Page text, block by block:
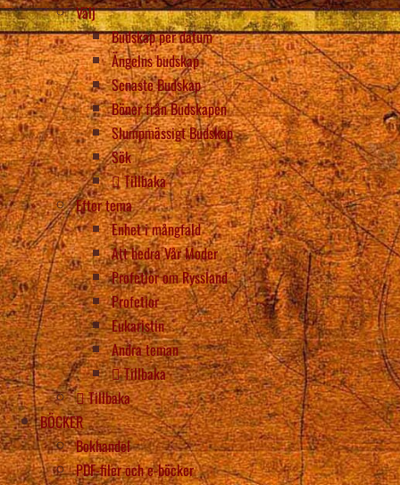
Välj
Budskap per datum
Ängelns budskap
Senaste Budskap
Böner från Budskapen
Slumpmässigt Budskap
Sök
Tillbaka
Efter tema
Enhet i mångfald
Att hedra Vår Moder
Profetior om Ryssland
Profetior
Eukaristin
Andra teman
Tillbaka
Tillbaka
BÖCKER
Bokhandel
PDF-filer och e-böcker